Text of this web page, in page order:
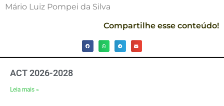
Mário Luiz Pompei da Silva
Compartilhe esse conteúdo!
ACT 2026-2028
Leia mais »